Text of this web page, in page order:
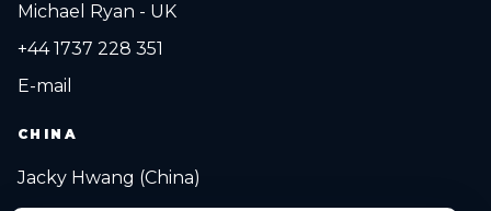
Michael Ryan - UK
+44 1737 228 351
E-mail
CHINA
Jacky Hwang (China)